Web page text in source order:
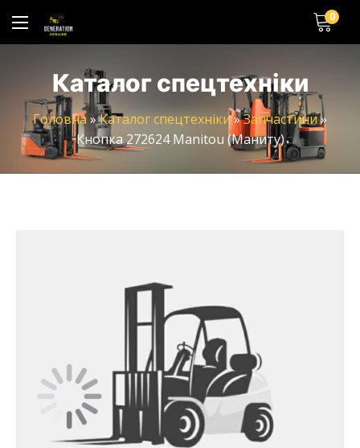
0
Каталог спецтехніки
Головна»Каталог спецтехніки»Запчастини»
Кнопка 272624 Manitou (Маниту)